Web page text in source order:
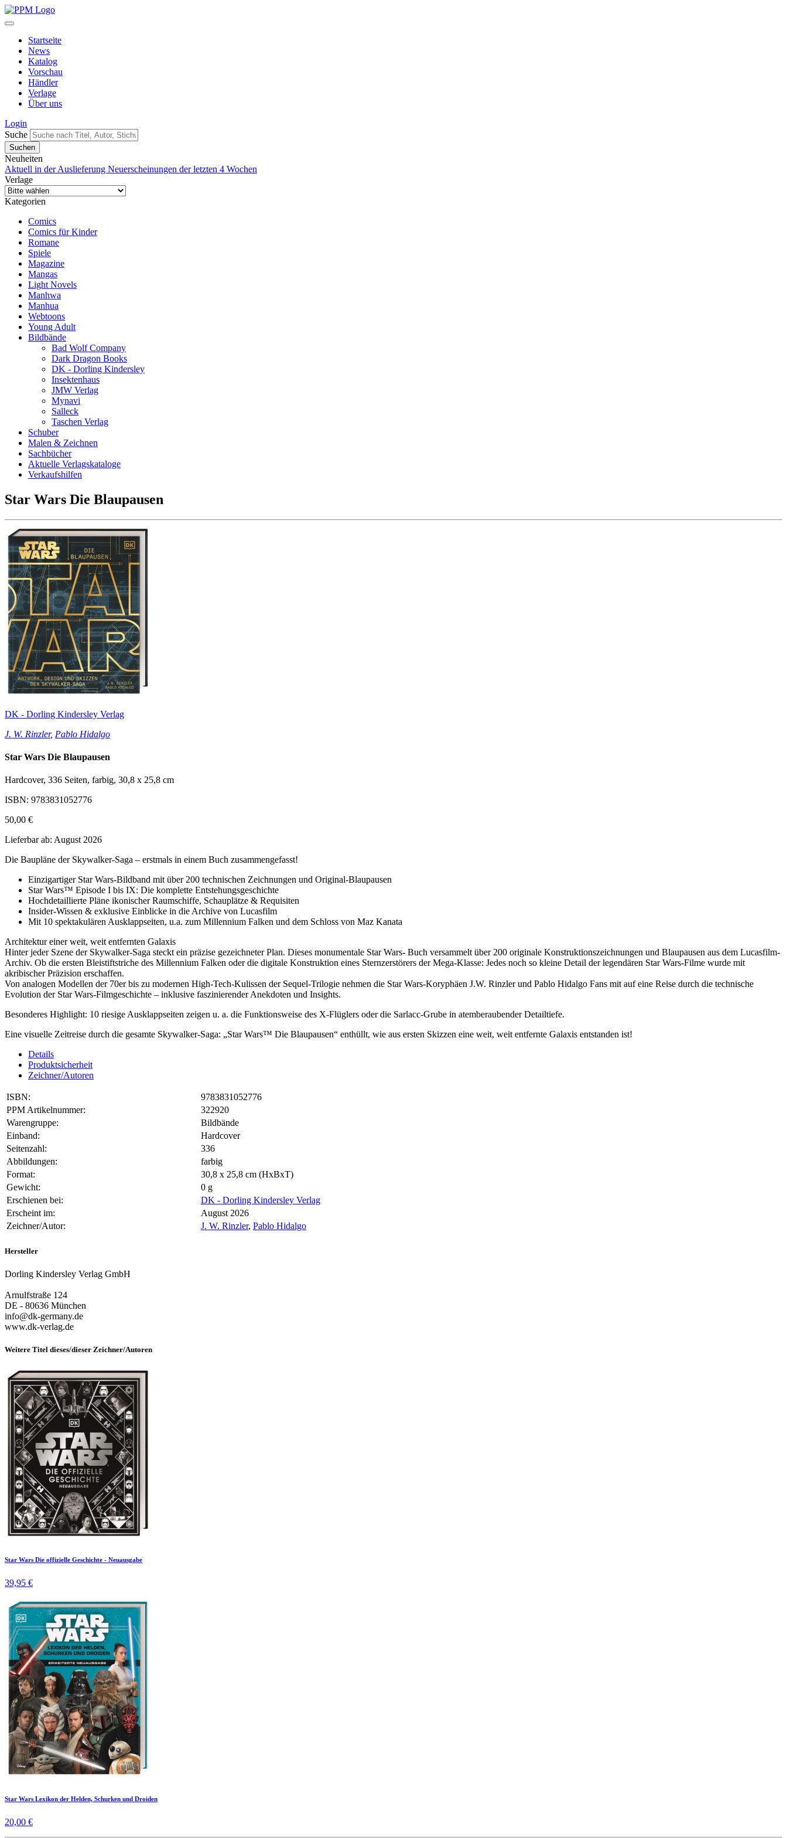
Startseite
News
Katalog
Vorschau
Händler
Verlage
Über uns
Login
Suche
Neuheiten
Aktuell in der Auslieferung Neuerscheinungen der letzten 4 Wochen
Verlage
Kategorien
Comics
Comics für Kinder
Romane
Spiele
Magazine
Mangas
Light Novels
Manhwa
Manhua
Webtoons
Young Adult
Bildbände
Bad Wolf Company
Dark Dragon Books
DK - Dorling Kindersley
Insektenhaus
JMW Verlag
Mynavi
Salleck
Taschen Verlag
Schuber
Malen & Zeichnen
Sachbücher
Aktuelle Verlagskataloge
Verkaufshilfen
Star Wars Die Blaupausen
DK - Dorling Kindersley Verlag
J. W. Rinzler, Pablo Hidalgo
Star Wars Die Blaupausen
Hardcover, 336 Seiten, farbig, 30,8 x 25,8 cm
ISBN: 9783831052776
50,00 €
Lieferbar ab: August 2026
Die Baupläne der Skywalker-Saga – erstmals in einem Buch zusammengefasst!
Einzigartiger Star Wars-Bildband mit über 200 technischen Zeichnungen und Original-Blaupausen
Star Wars™ Episode I bis IX: Die komplette Entstehungsgeschichte
Hochdetaillierte Pläne ikonischer Raumschiffe, Schauplätze & Requisiten
Insider-Wissen & exklusive Einblicke in die Archive von Lucasfilm
Mit 10 spektakulären Ausklappseiten, u.a. zum Millennium Falken und dem Schloss von Maz Kanata
Architektur einer weit, weit entfernten Galaxis
Hinter jeder Szene der Skywalker-Saga steckt ein präzise gezeichneter Plan. Dieses monumentale Star Wars- Buch versammelt über 200 originale Konstruktionszeichnungen und Blaupausen aus dem Lucasfilm-
Archiv. Ob die ersten Bleistiftstriche des Millennium Falken oder die digitale Konstruktion eines Sternzerstörers der Mega-Klasse: Jedes noch so kleine Detail der legendären Star Wars-Filme wurde mit
akribischer Präzision erschaffen.
Von analogen Modellen der 70er bis zu modernen High-Tech-Kulissen der Sequel-Trilogie nehmen die Star Wars-Koryphäen J.W. Rinzler und Pablo Hidalgo Fans mit auf eine Reise durch die technische
Evolution der Star Wars-Filmgeschichte – inklusive faszinierender Anekdoten und Insights.
Besonderes Highlight: 10 riesige Ausklappseiten zeigen u. a. die Funktionsweise des X-Flüglers oder die Sarlacc-Grube in atemberaubender Detailtiefe.
Eine visuelle Zeitreise durch die gesamte Skywalker-Saga: „Star Wars™ Die Blaupausen“ enthüllt, wie aus ersten Skizzen eine weit, weit entfernte Galaxis entstanden ist!
Details
Produktsicherheit
Zeichner/Autoren
ISBN:
9783831052776
PPM Artikelnummer:
322920
Warengruppe:
Bildbände
Einband:
Hardcover
Seitenzahl:
336
Abbildungen:
farbig
Format:
30,8 x 25,8 cm (HxBxT)
Gewicht:
0 g
Erschienen bei:
DK - Dorling Kindersley Verlag
Erscheint im:
August 2026
Zeichner/Autor:
J. W. Rinzler, Pablo Hidalgo
Hersteller
Dorling Kindersley Verlag GmbH
Arnulfstraße 124
DE - 80636 München
info@dk-germany.de
www.dk-verlag.de
Weitere Titel dieses/dieser Zeichner/Autoren
Star Wars Die offizielle Geschichte - Neuausgabe
39,95 €
Star Wars Lexikon der Helden, Schurken und Droiden
20,00 €